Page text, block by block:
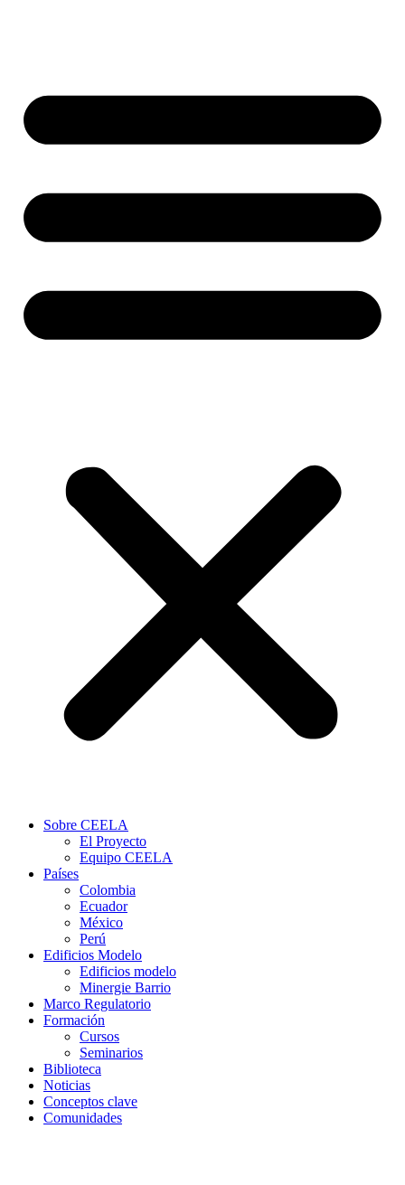
Sobre CEELA
El Proyecto
Equipo CEELA
Países
Colombia
Ecuador
México
Perú
Edificios Modelo
Edificios modelo
Minergie Barrio
Marco Regulatorio
Formación
Cursos
Seminarios
Biblioteca
Noticias
Conceptos clave
Comunidades